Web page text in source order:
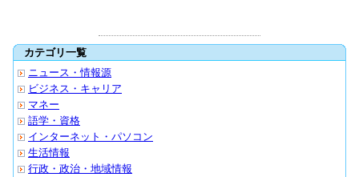
カテゴリ一覧
ニュース・情報源
ビジネス・キャリア
マネー
語学・資格
インターネット・パソコン
生活情報
行政・政治・地域情報